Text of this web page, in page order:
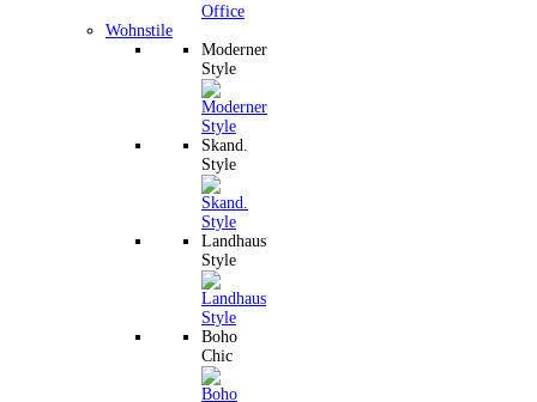
Wohnstile
Moderner
Style
Skand.
Style
Landhaus
Style
Boho
Chic